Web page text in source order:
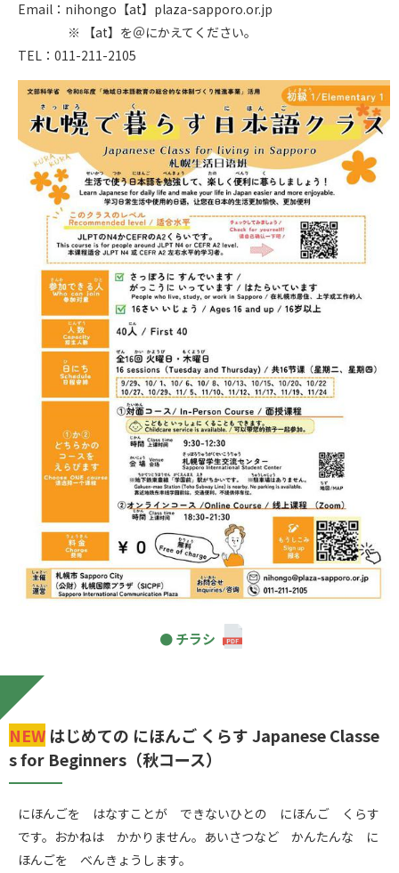
Email：nihongo【at】plaza-sapporo.or.jp
※ 【at】を＠にかえてください。
TEL：011-211-2105
チラシ
NEWはじめての にほんご くらす Japanese Classe
s for Beginners（秋コース）
にほんごを はなすことが できないひとの にほんご くらす
です。おかねは かかりません。あいさつなど かんたんな に
ほんごを べんきょうします。